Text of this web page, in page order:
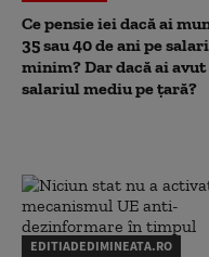
Ce pensie iei dacă ai
35 sau 40 de ani pe
minim? Dar dacă ai avut
salariul mediu pe țară?
EDITIADEDIMINEATA.RO